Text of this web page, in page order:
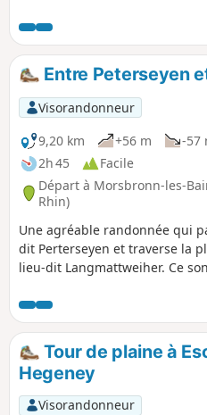
Entre Peterseyen
Visorandonneur
9,20 km
+56 m
-57
2h 45
Facile
Départ à Morsbronn-les-
Rhin)
Une agréable randonnée qui
dit Perterseyen et traverse la
lieu-dit Langmattweiher. Ce
Durrenbach) avec des
bâti traditionnel en Alsace.
Tour de plaine à
Hegeney
Visorandonneur